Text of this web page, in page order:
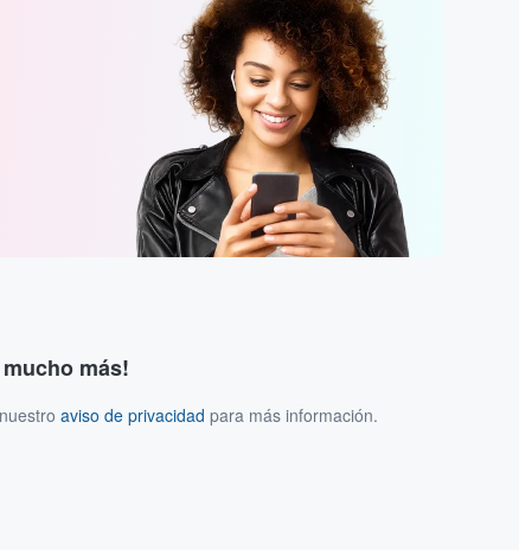
más!
aviso de privacidad para más información.